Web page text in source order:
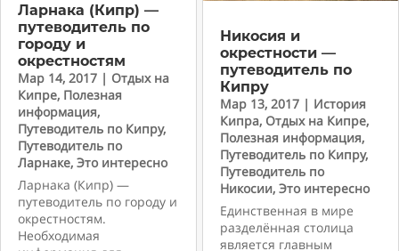
Ларнака (Кипр) —
путеводитель по
городу и
окрестностям
Мар 14, 2017 | Отдых на
Кипре, Полезная
информация,
Путеводитель по Кипру,
Путеводитель по
Ларнаке, Это интересно
Ларнака (Кипр) —
путеводитель по городу и
окрестностям.
Необходимая
Никосия и
окрестности —
путеводитель по
Кипру
Мар 13, 2017 | История
Кипра, Отдых на Кипре,
Полезная информация,
Путеводитель по Кипру,
Путеводитель по
Никосии, Это интересно
Единственная в мире
разделённая столица
является главным